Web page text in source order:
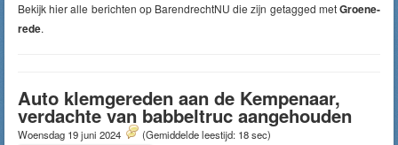
Bekijk hier alle berichten op BarendrechtNU die zijn getagged metGroene-
rede.
Auto klemgereden aan de Kempenaar,
verdachte van babbeltruc aangehouden
Woensdag 19 juni 2024 (Gemiddelde leestijd: 18 sec)